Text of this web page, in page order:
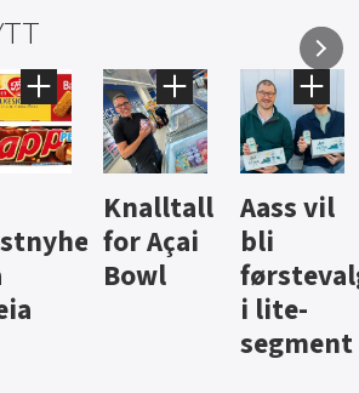
vil
Brus og
jus fra
Berentsen
Hard
iste fra
Hansa